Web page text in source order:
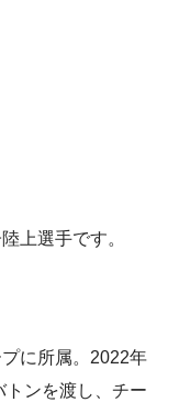
上選手です。
に所属。2022年
ンを渡し、チー